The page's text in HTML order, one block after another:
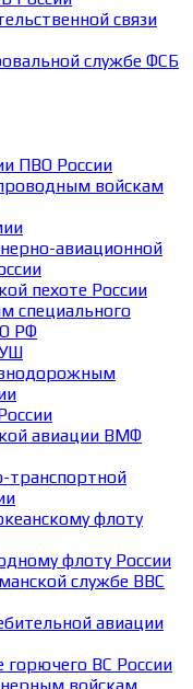
связи
службе ФСБ
ПВО России
войскам
авиационной
пехоте России
специального
РФ
авиации ВМФ
транспортной
флоту
флоту России
службе ВВС
авиации
горючего ВС России